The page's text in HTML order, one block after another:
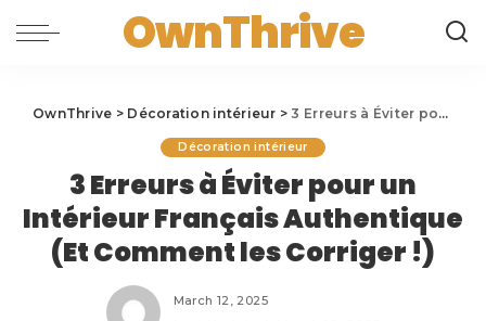
OwnThrive
OwnThrive > Décoration intérieur > 3 Erreurs à Éviter pour un Intérieur Français Authentique (Et Comment les Corriger !)
Décoration intérieur
3 Erreurs à Éviter pour un
Intérieur Français Authentique
(Et Comment les Corriger !)
March 12, 2025